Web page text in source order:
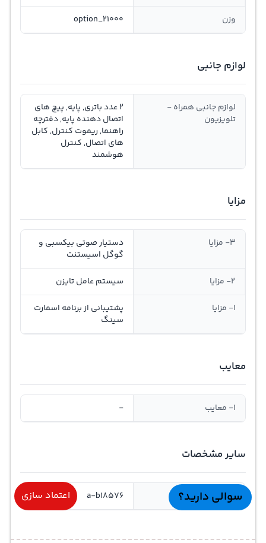
وزن option_21000
لوازم جانبی
لوازم جانبی همراه -
تلویزیون
2 عدد باتری, پایه, پیچ های
اتصال دهنده پایه, دفترچه
راهنما, ریموت کنترل, کابل
های اتصال, کنترل
هوشمند
مزایا
3- مزایا
دستیار صوتی بیکسبی و
گوگل اسیستنت
2- مزایا سیستم عامل تایزن
1- مزایا
پشتیبانی از برنامه اسمارت
سینگ
معایب
1- معایب -
سایر مشخصات
ID آپدیت a-b18576 سوالی دارید؟ اعتماد سازی